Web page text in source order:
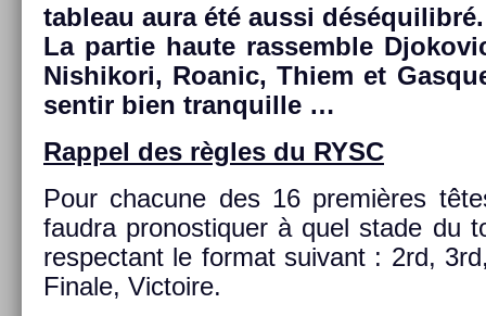
tab­leau aura été aussi déséquilibré.
La par­tie haute ras­semble
Nis­hikori, Roanic, Thiem et
sen­tir bien tran­quil­le …
Rap­pel des règles du RYSC
Pour chacune des 16 premières
faud­ra pro­nos­tiqu­er à quel stade du
re­spec­tant le for­mat suivant : 2rd,
Fin­ale, Vic­toire.